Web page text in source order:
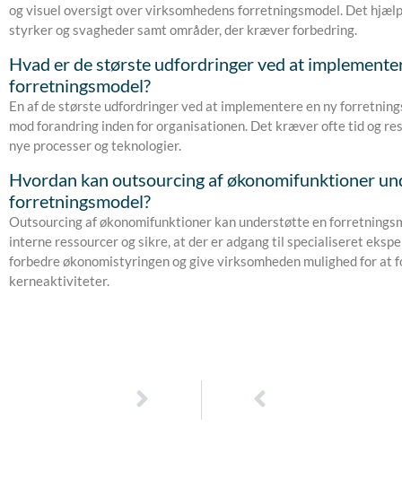
og visuel oversigt over virksomhedens forretningsmodel. Det
styrker og svagheder samt områder, der kræver forbedring.
Hvad er de største udfordringer ved at
forretningsmodel?
En af de største udfordringer ved at implementere en ny
mod forandring inden for organisationen. Det kræver ofte tid og
nye processer og teknologier.
Hvordan kan outsourcing af økonomifunktioner
forretningsmodel?
Outsourcing af økonomifunktioner kan understøtte en
interne ressourcer og sikre, at der er adgang til specialiseret
forbedre økonomistyringen og give virksomheden mulighed for at
kerneaktiviteter.